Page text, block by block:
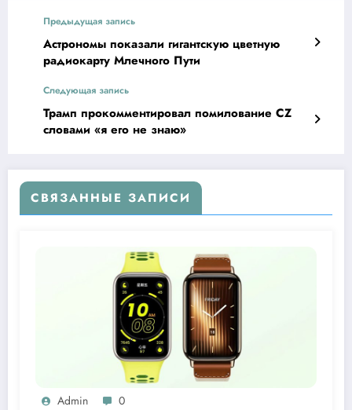
Предыдущая запись
Астрономы показали гигантскую цветную
радиокарту Млечного Пути
Следующая запись
Трамп прокомментировал помилование CZ
словами «я его не знаю»
СВЯЗАННЫЕ ЗАПИСИ
Admin 0